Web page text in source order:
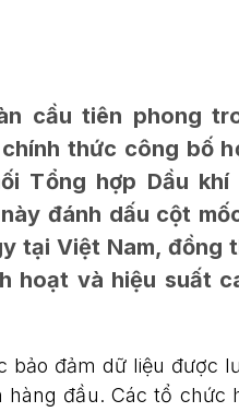
cầu tiên phong
thức công bố
Tổng hợp Dầu
đánh dấu cột
tại Việt Nam, đồng
hoạt và hiệu suất
bảo đảm dữ liệu được
đầu. Các tổ chức